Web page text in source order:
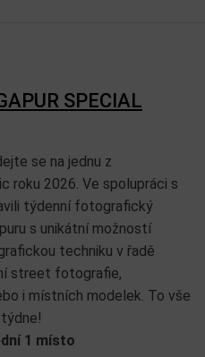
SPECIAL
se na jednu z
roku 2026. Ve spolupráci s
týdenní fotografický
s unikátní možností
techniku v řadě
street fotografie,
i místních modelek. To vše
1 místo